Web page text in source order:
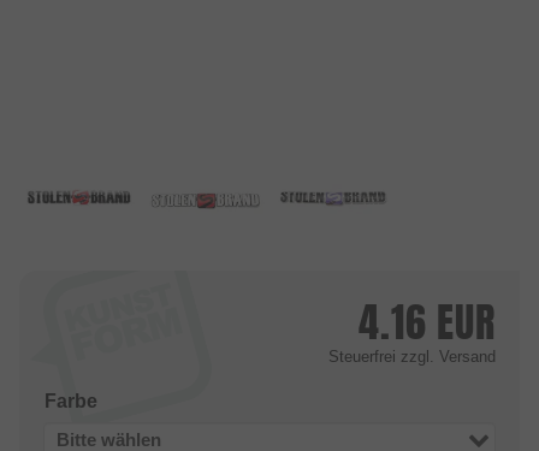
4.16 EUR
Steuerfrei zzgl. Versand
Farbe
Bitte wählen